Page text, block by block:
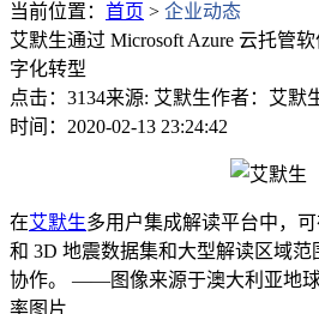
当前位置： 首页 > 企业动态
艾默生通过 Microsoft Azure 云托管
字化转型
点击：3134来源: 艾默生作者：艾默
时间：2020-02-13 23:24:42
在艾默生多用户集成解读平台中，
和 3D 地震数据集和大型解读区域
协作。 ——图像来源于澳大利亚地
率图片